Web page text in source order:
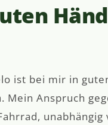
ist bei mir in
Mein Anspruch
unabhängig